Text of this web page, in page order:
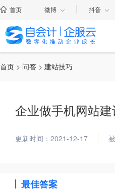
首页 微博 抖音
首页 > 问答 > 建站技巧
企业做手机网站
更新时间：2021-12-17
最佳答案